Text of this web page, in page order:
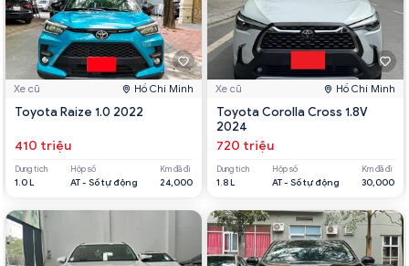
Xe cũ Hồ Chí Minh
Toyota Raize 1.0 2022
410 triệu
Dung tích
1.0 L
Hộp số
AT - Số tự động
Km đã đi
24,000
Xe cũ Hồ Chí Minh
Toyota Corolla Cross 1.8V
2024
720 triệu
Dung tích
1.8 L
Hộp số
AT - Số tự động
Km đã đi
30,000